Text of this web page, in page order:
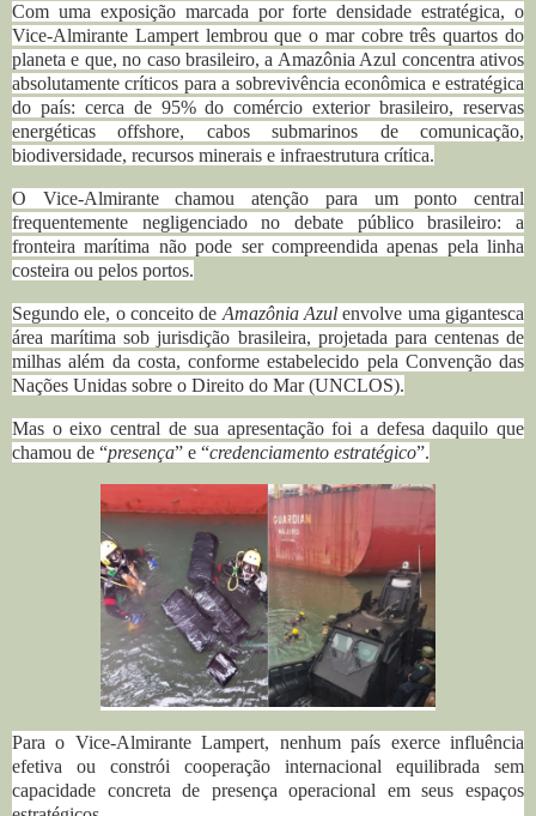
Com uma exposição marcada por forte densidade estratégica, o
Vice-Almirante Lampert lembrou que o mar cobre três quartos do
planeta e que, no caso brasileiro, a Amazônia Azul concentra ativos
absolutamente críticos para a sobrevivência econômica e estratégica
do país: cerca de 95% do comércio exterior brasileiro, reservas
energéticas offshore, cabos submarinos de comunicação,
biodiversidade, recursos minerais e infraestrutura crítica.
O Vice-Almirante chamou atenção para um ponto central
frequentemente negligenciado no debate público brasileiro: a
fronteira marítima não pode ser compreendida apenas pela linha
costeira ou pelos portos.
Segundo ele, o conceito de Amazônia Azul envolve uma gigantesca
área marítima sob jurisdição brasileira, projetada para centenas de
milhas além da costa, conforme estabelecido pela Convenção das
Nações Unidas sobre o Direito do Mar (UNCLOS).
Mas o eixo central de sua apresentação foi a defesa daquilo que
chamou de “presença” e “credenciamento estratégico”.
Para o Vice-Almirante Lampert, nenhum país exerce influência
efetiva ou constrói cooperação internacional equilibrada sem
capacidade concreta de presença operacional em seus espaços